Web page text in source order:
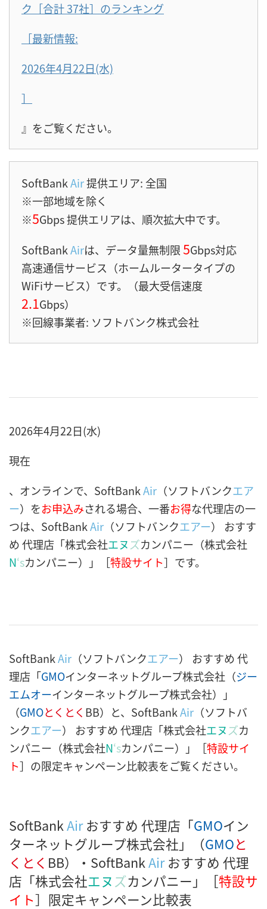
ク［合計 37社］のランキング
［最新情報:
2026年4月22日(水)
］
』をご覧ください。
SoftBankAir提供エリア: 全国
※一部地域を除く
※5Gbps 提供エリアは、順次拡大中です。
SoftBankAirは、データ量無制限5Gbps対応
高速通信サービス（ホームルータータイプの
WiFiサービス）です。（最大受信速度
2.1Gbps）
※回線事業者: ソフトバンク株式会社
2026年4月22日(水)
現在
、オンラインで、SoftBankAir （ソフトバンクエア
ー）をお申込みされる場合、一番お得な代理店の一
つは、SoftBankAir （ソフトバンクエアー） おすす
め 代理店「株式会社エヌ ズカンパニー（株式会社
N‘sカンパニー）」［特設サイト］です。
SoftBankAir （ソフトバンクエアー） おすすめ 代
理店「GMOインターネットグループ株式会社（ジー
エムオーインターネットグループ株式会社）」
（GMOとくとく BB）と、SoftBankAir （ソフトバ
ンクエアー） おすすめ 代理店「株式会社エヌ ズカ
ンパニー（株式会社N‘sカンパニー）」［特設サイ
ト］の限定キャンペーン比較表をご覧ください。
SoftBankAirおすすめ 代理店「GMOイン
ターネットグループ株式会社」（GMOと
くとく BB）・SoftBankAirおすすめ 代理
店「株式会社エヌ ズカンパニー」［特設サ
イト］限定キャンペーン比較表